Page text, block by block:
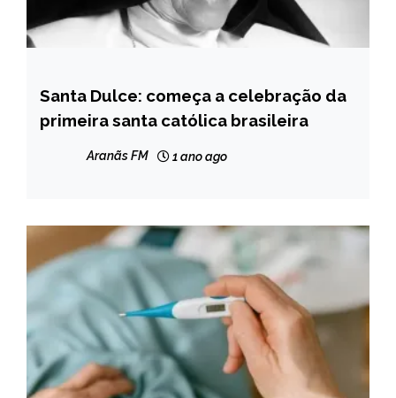
BRASIL
NOTÍCIAS
Santa Dulce: começa a celebração da
primeira santa católica brasileira
Aranãs FM 1 ano ago